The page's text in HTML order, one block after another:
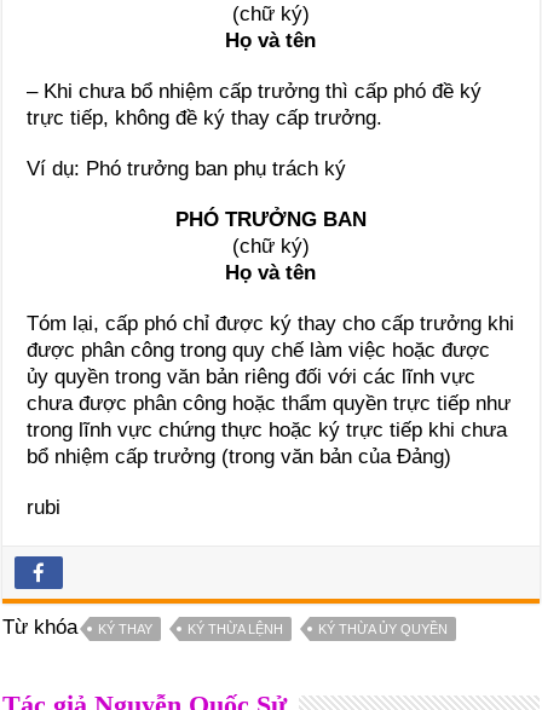
(chữ ký)
Họ và tên
– Khi chưa bổ nhiệm cấp trưởng thì cấp phó đề ký
trực tiếp, không đề ký thay cấp trưởng.
Ví dụ: Phó trưởng ban phụ trách ký
PHÓ TRƯỞNG BAN
(chữ ký)
Họ và tên
Tóm lại, cấp phó chỉ được ký thay cho cấp trưởng khi
được phân công trong quy chế làm việc hoặc được
ủy quyền trong văn bản riêng đối với các lĩnh vực
chưa được phân công hoặc thẩm quyền trực tiếp như
trong lĩnh vực chứng thực hoặc ký trực tiếp khi chưa
bổ nhiệm cấp trưởng (trong văn bản của Đảng)
rubi
Từ khóa KÝ THAY KÝ THỪA LỆNH KÝ THỪA ỦY QUYỀN